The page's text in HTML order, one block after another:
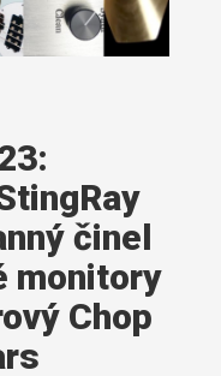
činel
monitory
Chop